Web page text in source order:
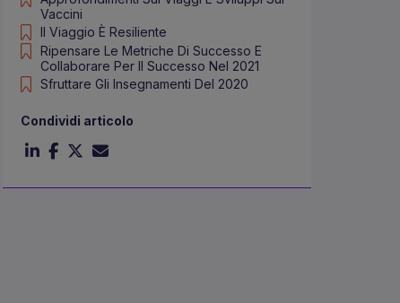
Vaccini
Il Viaggio È Resiliente
Ripensare Le Metriche Di Successo E
Collaborare Per Il Successo Nel 2021
Sfruttare Gli Insegnamenti Del 2020
Condividi articolo